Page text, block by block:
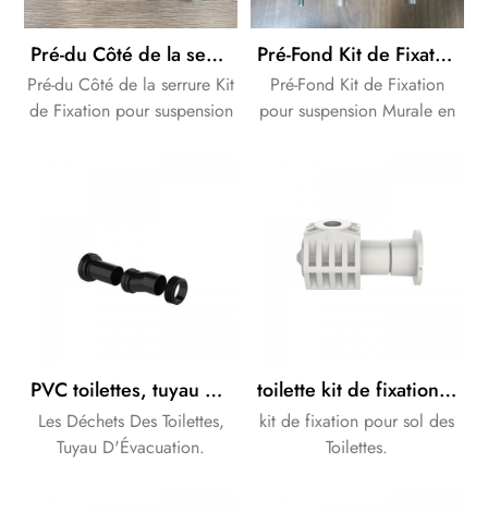
Pré-du Côté de la serrure Kit de Fixation pour suspension Murale Pan
Pré-du Côté de la serrure Kit
de Fixation pour suspension
Pré-Fond Kit de Fixation pour suspension Murale Pan
Pré-Fond Kit de Fixation
pour suspension Murale en
PVC toilettes, tuyau d'évacuation
Les Déchets Des Toilettes,
Tuyau D'Évacuation.
toilette kit de fixation pour sol des Toilettes
kit de fixation pour sol des
Toilettes.